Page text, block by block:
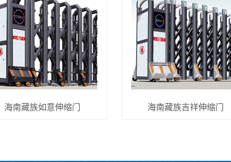
海南藏族如意伸缩门 海南藏族吉祥伸缩门